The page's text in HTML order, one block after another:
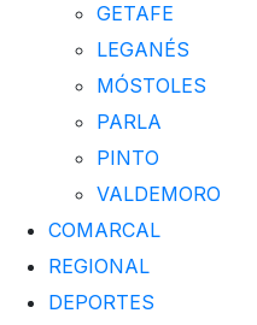
GETAFE
LEGANÉS
MÓSTOLES
PARLA
PINTO
VALDEMORO
COMARCAL
REGIONAL
DEPORTES